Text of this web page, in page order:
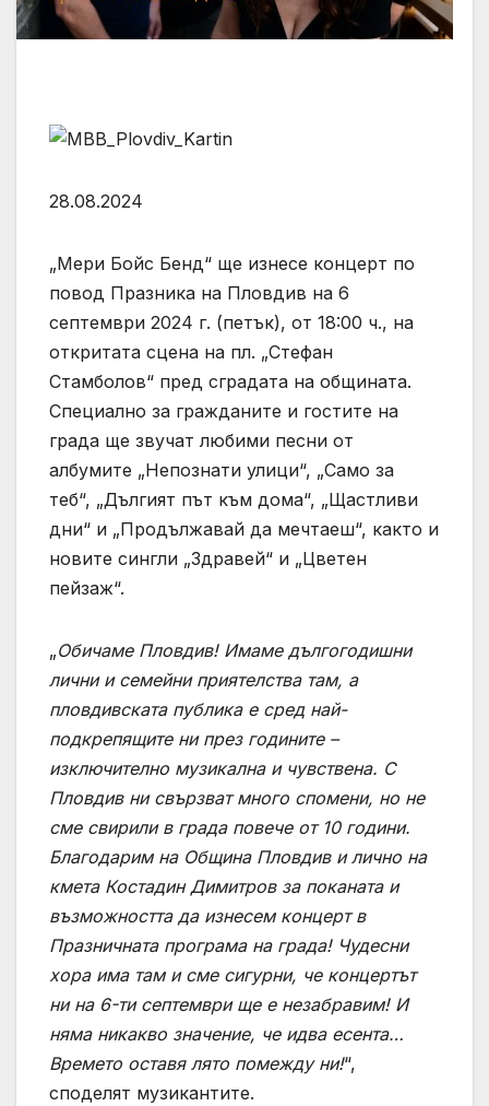
28.08.2024
„Мери Бойс Бенд“ ще изнесе концерт по
повод Празника на Пловдив на 6
септември 2024 г. (петък), от 18:00 ч., на
откритата сцена на пл. „Стефан
Стамболов“ пред сградата на общината.
Специално за гражданите и гостите на
града ще звучат любими песни от
албумите „Непознати улици“, „Само за
теб“, „Дългият път към дома“, „Щастливи
дни“ и „Продължавай да мечтаеш“, както и
новите сингли „Здравей“ и „Цветен
пейзаж“.
„Обичаме Пловдив! Имаме дългогодишни
лични и семейни приятелства там, а
пловдивската публика е сред най-
подкрепящите ни през годините –
изключително музикална и чувствена. С
Пловдив ни свързват много спомени, но не
сме свирили в града повече от 10 години.
Благодарим на Община Пловдив и лично на
кмета Костадин Димитров за поканата и
възможността да изнесем концерт в
Празничната програма на града! Чудесни
хора има там и сме сигурни, че концертът
ни на 6-ти септември ще е незабравим! И
няма никакво значение, че идва есента…
Времето оставя лято помежду ни!“,
споделят музикантите.